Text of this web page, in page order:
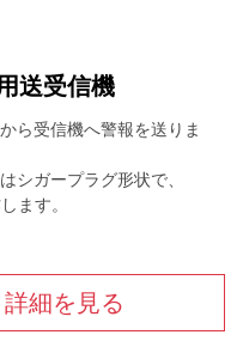
送受信機
ら受信機へ警報を送りま
シガープラグ形状で、
ます。
詳細を見る